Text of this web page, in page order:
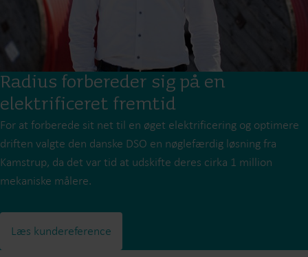
Radius forbereder sig på en
elektrificeret fremtid
For at forberede sit net til en øget elektrificering og optimere
driften valgte den danske DSO en nøglefærdig løsning fra
Kamstrup, da det var tid at udskifte deres cirka 1 million
mekaniske målere.
Læs kundereference